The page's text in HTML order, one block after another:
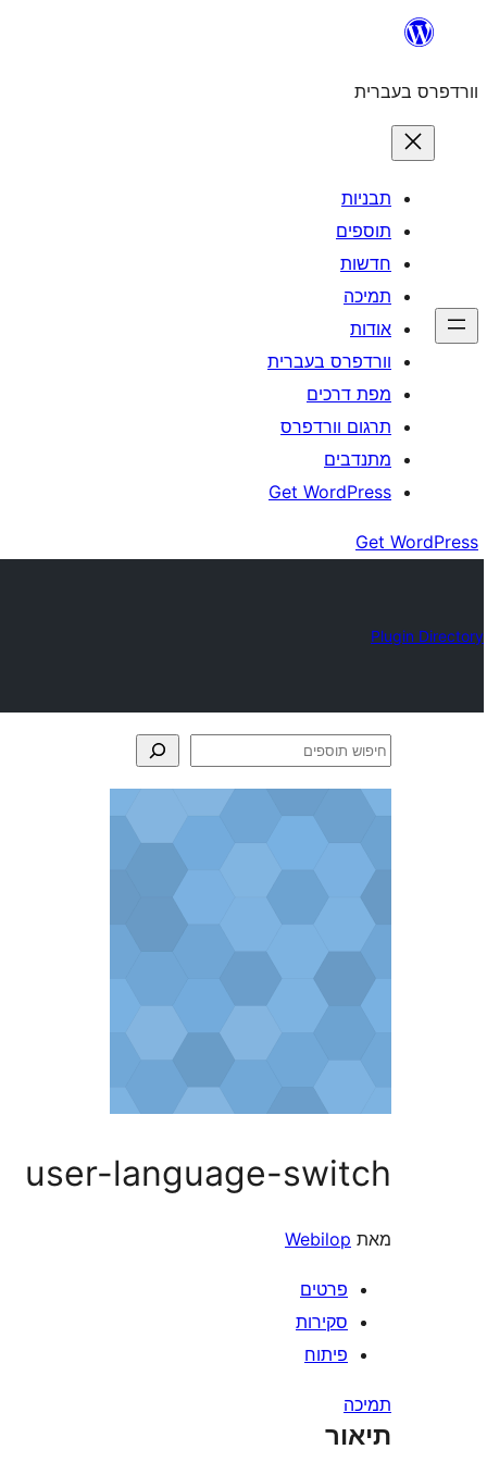
וורדפרס בעברית
תבניות
תוספים
חדשות
תמיכה
אודות
וורדפרס בעברית
מפת דרכים
תרגום וורדפרס
מתנדבים
Get WordPress
Get WordPress
Plugin Directory
חיפוש
user-language-switch
מאת Webilop
פרטים
סקירות
פיתוח
תמיכה
תיאור